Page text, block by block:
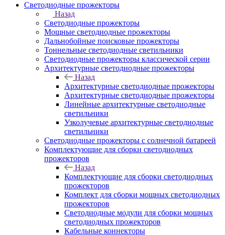
Светодиодные прожекторы
Назад
Светодиодные прожекторы
Мощные светодиодные прожекторы
Дальнобойные поисковые прожекторы
Тоннельные светодиодные светильники
Светодиодные прожекторы классической серии
Архитектурные светодиодные прожекторы
Назад
Архитектурные светодиодные прожекторы
Архитектурные светодиодные прожекторы
Линейные архитектурные светодиодные
светильники
Узколучевые архитектурные светодиодные
светильники
Светодиодные прожекторы с солнечной батареей
Комплектующие для сборки светодиодных
прожекторов
Назад
Комплектующие для сборки светодиодных
прожекторов
Комплект для сборки мощных светодиодных
прожекторов
Светодиодные модули для сборки мощных
светодиодных прожекторов
Кабельные коннекторы